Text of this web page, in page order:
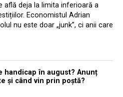
află deja la limita inferioară a
Economistul Adrian
nu este doar „junk”, ci anii care
handicap în august? Anunț
și când vin prin poștă?